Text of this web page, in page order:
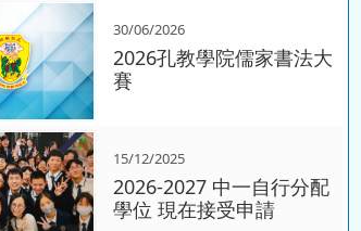
30/06/2026
2026孔教學院儒家書法大
賽
15/12/2025
2026-2027 中一自行分配
學位 現在接受申請